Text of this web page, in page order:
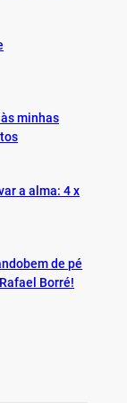
minhas
a alma: 4 x
de pé
Borré!